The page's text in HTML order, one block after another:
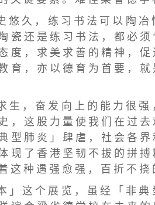
悠 久 ， 练 习 书 法 可 以 陶
瓷 还 是 练 习 书 法 ， 都 必
度 ， 求 美 求 善 的 精 神 ，
育 ， 亦 以 德 育 为 首 要 ，
生 ， 奋 发 向 上 的 能 力 很
， 这 股 力 量 使 我 们 在 过
型 肺 炎 」 肆 虐 ， 社 会 各
现 了 香 港 坚 韧 不 拔 的 拼
这 种 遇 强 愈 强 ， 百 折 不
」 这 个 展 览 ， 虽 经 「 非